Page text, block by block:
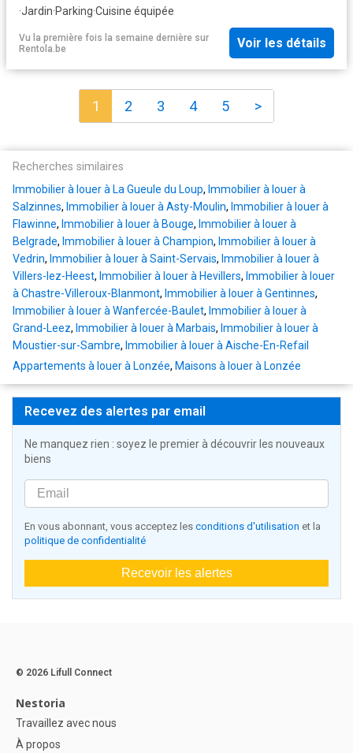
·Jardin·Parking·Cuisine équipée
Vu la première fois la semaine dernière sur
Rentola.be
Voir les détails
1 2 3 4 5 >
Recherches similaires
Immobilier à louer à La Gueule du Loup, Immobilier à louer à
Salzinnes, Immobilier à louer à Asty-Moulin, Immobilier à louer à
Flawinne, Immobilier à louer à Bouge, Immobilier à louer à
Belgrade, Immobilier à louer à Champion, Immobilier à louer à
Vedrin, Immobilier à louer à Saint-Servais, Immobilier à louer à
Villers-lez-Heest, Immobilier à louer à Hevillers, Immobilier à louer
à Chastre-Villeroux-Blanmont, Immobilier à louer à Gentinnes,
Immobilier à louer à Wanfercée-Baulet, Immobilier à louer à
Grand-Leez, Immobilier à louer à Marbais, Immobilier à louer à
Moustier-sur-Sambre, Immobilier à louer à Aische-En-Refail
Appartements à louer à Lonzée, Maisons à louer à Lonzée
Recevez des alertes par email
Ne manquez rien : soyez le premier à découvrir les nouveaux
biens
En vous abonnant, vous acceptez les conditions d'utilisation et la
politique de confidentialité
Recevoir les alertes
© 2026 Lifull Connect
Nestoria
Travaillez avec nous
À propos